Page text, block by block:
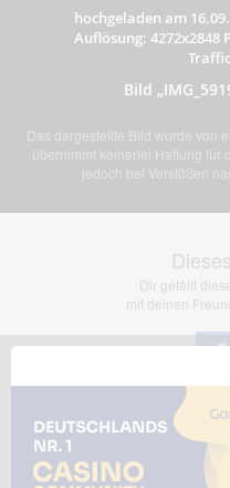
hochgeladen am
Auflösung: 4272x2848
Bild
Das dargestellte Bild wurde von
übernimmt keinerlei Haftung für
jedoch bei Verstößen
Dir gefällt
mit deinen